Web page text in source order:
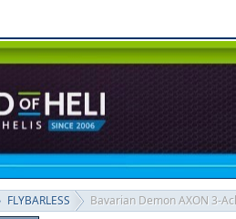
FLYBARLESS
Bavarian Demon AXON 3-